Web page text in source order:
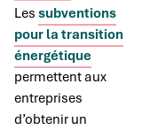
Les subventions
pour la transition
énergétique
permettent aux
entreprises
d’obtenir un